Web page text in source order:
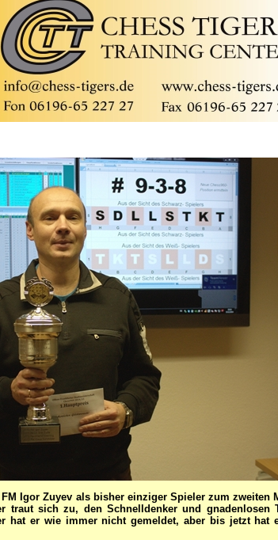
Igor Zuyev als bisher einziger Spieler zum zweiten
traut sich zu, den Schnelldenker und gnadenlosen
hat er wie immer nicht gemeldet, aber bis jetzt hat